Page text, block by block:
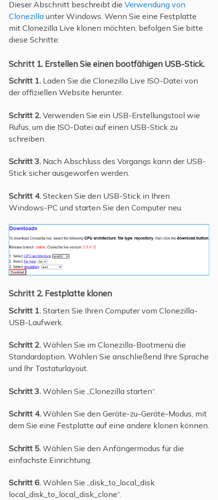
Dieser Abschnitt beschreibt die Verwendung von
Clonezillaunter Windows. Wenn Sie eine Festplatte
mit Clonezilla Live klonen möchten, befolgen Sie bitte
diese Schritte:
Schritt 1. Erstellen Sie einen bootfähigen USB-Stick.
Schritt 1.Laden Sie die Clonezilla Live ISO-Datei von
der offiziellen Website herunter.
Schritt 2.Verwenden Sie ein USB-Erstellungstool wie
Rufus, um die ISO-Datei auf einen USB-Stick zu
schreiben.
Schritt 3.Nach Abschluss des Vorgangs kann der USB-
Stick sicher ausgeworfen werden.
Schritt 4.Stecken Sie den USB-Stick in Ihren
Windows-PC und starten Sie den Computer neu.
Schritt 2. Festplatte klonen
Schritt 1.Starten Sie Ihren Computer vom Clonezilla-
USB-Laufwerk.
Schritt 2.Wählen Sie im Clonezilla-Bootmenü die
Standardoption. Wählen Sie anschließend Ihre Sprache
und Ihr Tastaturlayout.
Schritt 3.Wählen Sie „Clonezilla starten“.
Schritt 4.Wählen Sie den Geräte-zu-Geräte-Modus, mit
dem Sie eine Festplatte auf eine andere klonen können.
Schritt 5.Wählen Sie den Anfängermodus für die
einfachste Einrichtung.
Schritt 6.Wählen Sie „disk_to_local_disk
local_disk_to_local_disk_clone“.